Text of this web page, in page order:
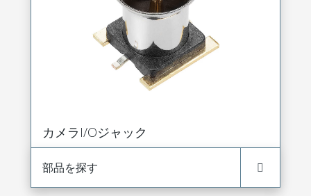
カメラI/Oジャック
部品を探す